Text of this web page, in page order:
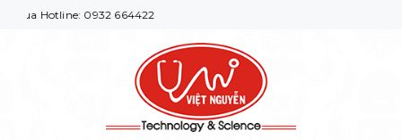
0932 664422